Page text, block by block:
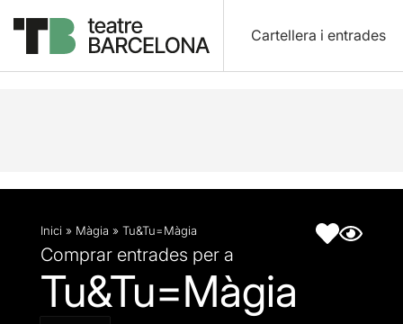
Cartellera i entrades
Descripció Fitxa artística
Inici » Màgia » Tu&Tu=Màgia
Comprar entrades per a
Tu&Tu=Màgia